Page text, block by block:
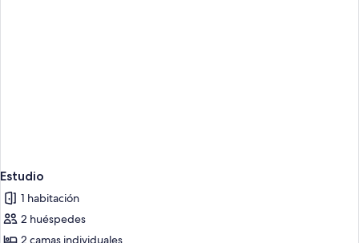
Estudio
1 habitación
2 huéspedes
2 camas individuales